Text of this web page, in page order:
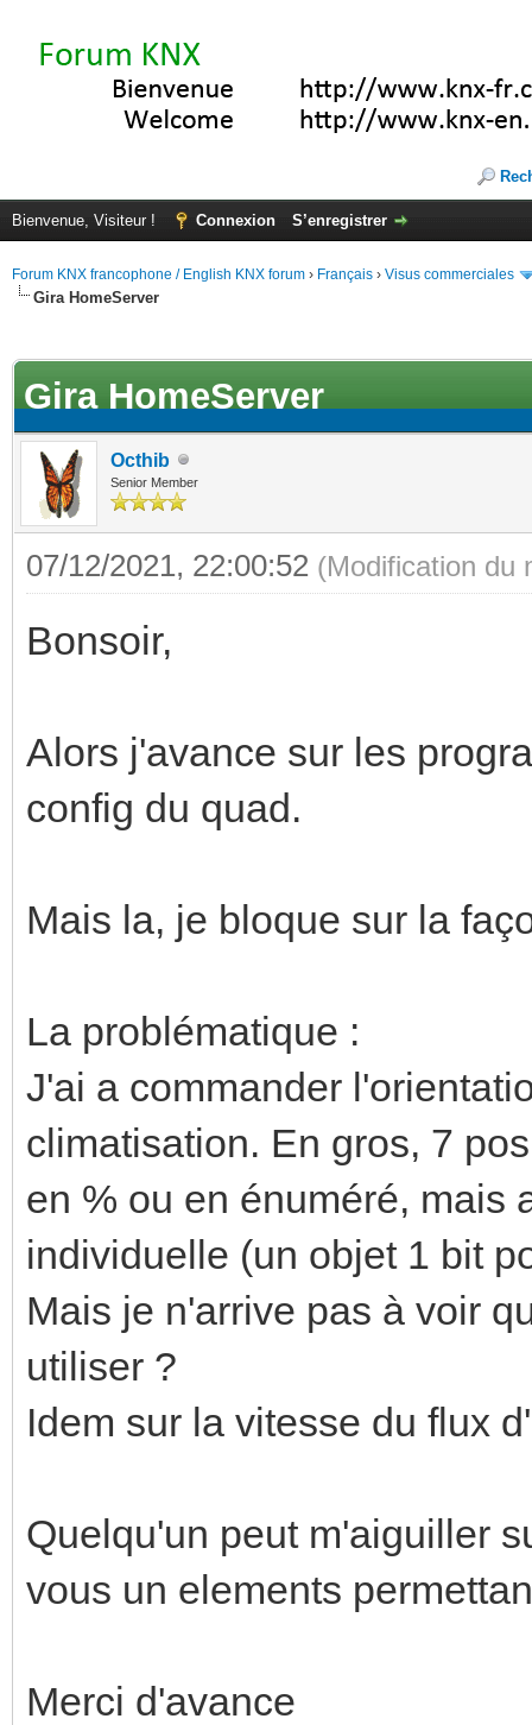
Bienvenue, Visiteur ! Connexion S’enregistrer
Forum KNX francophone / English KNX forum › Français › Visus commerciales
Gira HomeServer
Gira HomeServer
Octhib
Senior Member
07/12/2021, 22:00:52 (Modification du
Bonsoir,
Alors j'avance sur les
config du quad.
Mais la, je bloque sur la
La problématique :
J'ai a commander
climatisation. En gros, 7
en % ou en énuméré, mais
individuelle (un objet 1 bit
Mais je n'arrive pas à voir
utiliser ?
Idem sur la vitesse du flux
Quelqu'un peut m'aiguiller
vous un elements
Merci d'avance